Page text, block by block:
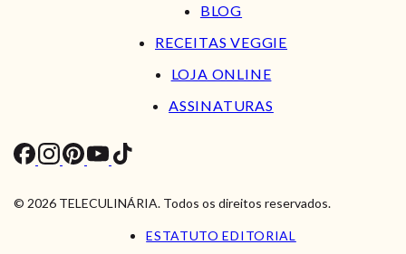
BLOG
RECEITAS VEGGIE
LOJA ONLINE
ASSINATURAS
© 2026 TELECULINÁRIA. Todos os direitos reservados.
ESTATUTO EDITORIAL